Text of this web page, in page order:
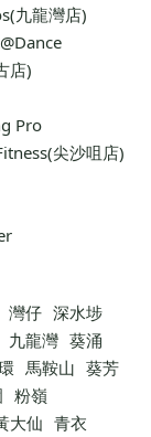
九龍灣店)
店)
Pro
尖沙咀店)
灣仔 深水埗
九龍灣 葵涌
馬鞍山 葵芳
粉嶺
大仙 青衣